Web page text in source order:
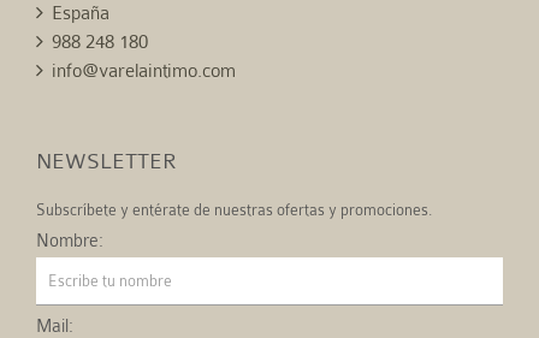
España
988 248 180
info@varelaintimo.com
NEWSLETTER
Subscríbete y entérate de nuestras ofertas y promociones.
Nombre:
Mail: